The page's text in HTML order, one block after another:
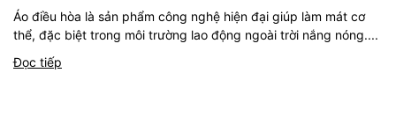
Áo điều hòa là sản phẩm công nghệ hiện đại giúp làm mát cơ
thể, đặc biệt trong môi trường lao động ngoài trời nắng nóng....
Đọc tiếp